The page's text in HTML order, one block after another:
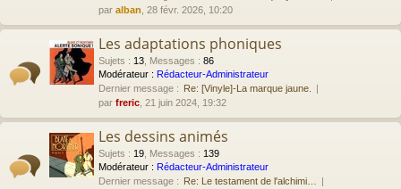
par alban , 28 févr. 2026, 10:20
Les adaptations phoniques
Sujets : 13 Messages : 86
Modérateur : Rédacteur-Administrateur
Dernier message : Re: [Vinyle]-La marque jaune.
par freric , 21 juin 2024, 19:32
Les dessins animés
Sujets : 19 Messages : 139
Modérateur : Rédacteur-Administrateur
Dernier message : Re: Le testament de l'alchimi…